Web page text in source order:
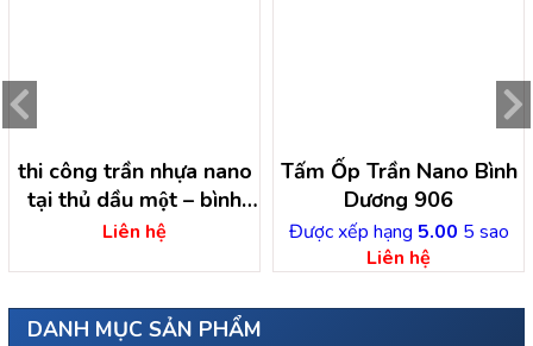
DANH MỤC SẢN PHẨM
thi công trần nhựa nano
tại thủ dầu một – bình
dương
Liên hệ
Tấm Ốp Trần Nano Bình
Dương 906
Được xếp hạng 5.00 5 sao
Liên hệ